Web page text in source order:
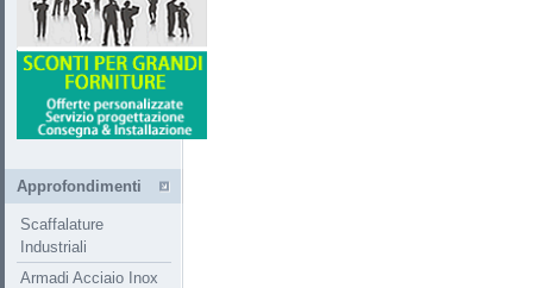
Approfondimenti
Scaffalature
Industriali
Armadi Acciaio Inox